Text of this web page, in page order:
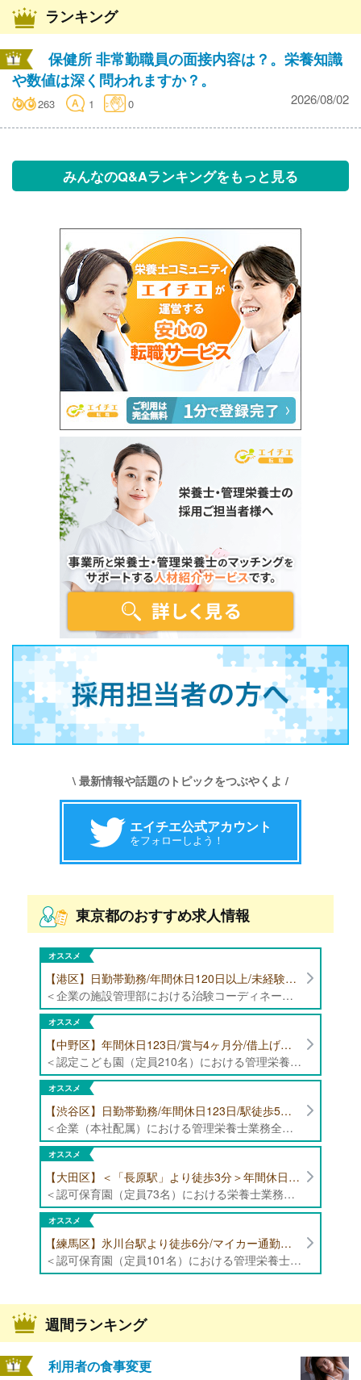
ランキング
保健所 非常勤職員の面接内容は？。栄養知識
や数値は深く問われますか？。
263 1 0 2026/08/02
みんなのQ&Aランキングをもっと見る
\ 最新情報や話題のトピックをつぶやくよ /
エイチエ公式アカウント
をフォローしよう！
東京都のおすすめ求人情報
オススメ
【港区】日勤帯勤務/年間休日120日以上/未経験者歓迎/健康食品の臨床試験に携わる管理栄養士・栄養士の治験コーディネーター募集！
＜企業の施設管理部における治験コーディネーター業務全般＞ ・健康食品の臨床試験に伴う指導 ・スケジュール調整等の被験者管理 ・データ収集、書類作成 ・医療機関にて被験者への説明や誘導 ・栄養指導、栄養計算
オススメ
【中野区】年間休日123日/賞与4ヶ月分/借上げ住宅制度あり 認定こども園（定員210名）にて管理栄養士・栄養士募集！
＜認定こども園（定員210名）における管理栄養士・栄養士業務全般＞ ・管理栄養士、栄養士業務全般
オススメ
【渋谷区】日勤帯勤務/年間休日123日/駅徒歩5分/企業（本社配属）にて管理栄養士募集！
＜企業（本社配属）における管理栄養士業務全般＞ ・本社および在宅（週1日程度）で、運営・受託する保育園（約50箇所）の管理栄養士・マネジメント業務全般 ・調理指導、育成 ・調理代行※欠員時 ・衛生管理 ・献立作成 ・食材発注 ・園長、調理スタッフとの給食会議 ・クライアント企業との給食会議（食育等の企画提案） ・採用業務（面接・施設見学同行）など ・担当保育園の定期巡回（直行やオンライン対応あり） ※23区内の認可保育園や、事業所内保育園（市川市、古河市、厚木市・追浜等）
オススメ
【大田区】＜「長原駅」より徒歩3分＞年間休日120日以上/最大10連休取得可能/日勤帯勤務のみ 認可保育園（定員73名）にて、栄養士の募集！
＜認可保育園（定員73名）における栄養士業務全般＞ ・調理（朝おやつ・給食・おやつ・補食） ・盛付け、片づけ ・食育、保育室への給食ラウンド、事務業務 ・調理室のお掃除、備蓄の確認、発注など ※定員:73名(0歳児6名、1歳歳児10名、2歳児12名、3歳-5歳児各15名)
オススメ
【練馬区】氷川台駅より徒歩6分/マイカー通勤可能/年間休日120日/賞与高水準 認可保育園（定員101名）にて管理栄養士・栄養士・調理師募集！
＜認可保育園（定員101名）における管理栄養士・栄養士・調理師業務全般＞ ・調理業務全般 ・離乳食、アレルギー除去食対応 ・食育活動
週間ランキング
利用者の食事変更